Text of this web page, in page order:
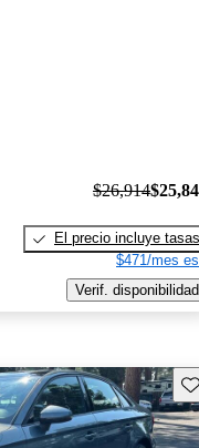
$26,914
El precio incluye tasas
$471/mes
Verif. disponibilidad